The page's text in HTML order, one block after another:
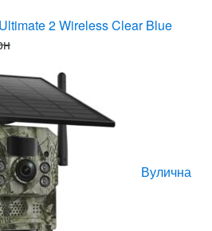
2 Wireless Clear Blue
Вулична